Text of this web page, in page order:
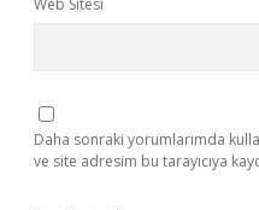
Web Sitesi
Daha sonraki yorumlarımda
ve site adresim bu tarayıcıya